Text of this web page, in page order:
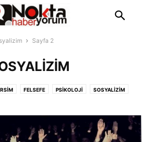
Sayfa 2
FELSEFE PSIKOLOJI SOSYALIZIM